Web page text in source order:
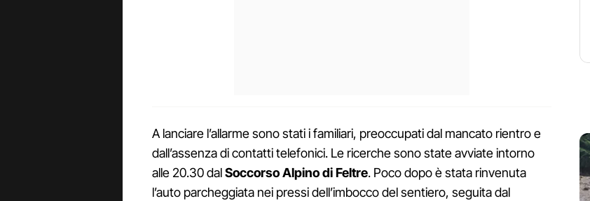
A lanciare l’allarme sono stati i familiari, preoccupati dal mancato rientro e
dall’assenza di contatti telefonici. Le ricerche sono state avviate intorno
alle 20.30 dalSoccorso Alpino di Feltre. Poco dopo è stata rinvenuta
l’auto parcheggiata nei pressi dell’imbocco del sentiero, seguita dal